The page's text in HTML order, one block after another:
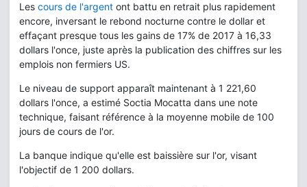
Les cours de l'argent ont battu en retrait plus rapidement
encore, inversant le rebond nocturne contre le dollar et
effaçant presque tous les gains de 17% de 2017 à 16,33
dollars l'once, juste après la publication des chiffres sur les
emplois non fermiers US.
Le niveau de support apparaît maintenant à 1 221,60
dollars l'once, a estimé Soctia Mocatta dans une note
technique, faisant référence à la moyenne mobile de 100
jours de cours de l'or.
La banque indique qu'elle est baissière sur l'or, visant
l'objectif de 1 200 dollars.